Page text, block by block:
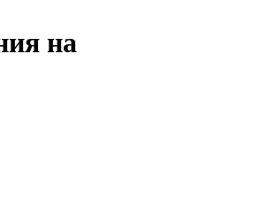
на